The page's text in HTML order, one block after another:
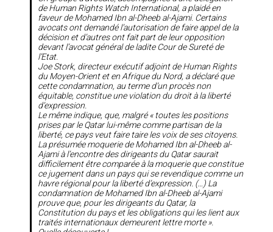
de Human Rights Watch International, a plaidé en
faveur de Mohamed Ibn al-Dheeb al-Ajami. Certains
avocats ont demandé l’autorisation de faire appel de la
décision et d’autres ont fait part de leur opposition
devant l’avocat général de ladite Cour de Sureté de
l’Etat.
Joe Stork, directeur exécutif adjoint de Human Rights
du Moyen-Orient et en Afrique du Nord, a déclaré que
cette condamnation, au terme d’un procès non
équitable, constitue une violation du droit à la liberté
d’expression.
Le même indique, que, malgré « toutes les positions
prises par le Qatar lui-même comme partisan de la
liberté, ce pays veut faire taire les voix de ses citoyens.
La présumée moquerie de Mohamed Ibn al-Dheeb al-
Ajami à l’encontre des dirigeants du Qatar saurait
difficilement être comparée à la moquerie que constitue
ce jugement dans un pays qui se revendique comme un
havre régional pour la liberté d’expression. (…) La
condamnation de Mohamed Ibn al-Dheeb al-Ajami
prouve que, pour les dirigeants du Qatar, la
Constitution du pays et les obligations qui les lient aux
traités internationaux demeurent lettre morte».